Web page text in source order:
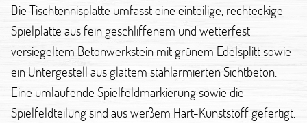
Die Tischtennisplatte umfasst eine einteilige, rechteckige
Spielplatte aus fein geschliffenem und wetterfest
versiegeltem Betonwerkstein mit grünem Edelsplitt sowie
ein Untergestell aus glattem stahlarmierten Sichtbeton.
Eine umlaufende Spielfeldmarkierung sowie die
Spielfeldteilung sind aus weißem Hart-Kunststoff gefertigt.